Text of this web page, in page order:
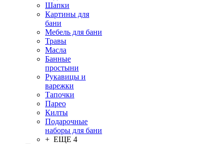
Шапки
Картины для
бани
Мебель для бани
Травы
Масла
Банные
простыни
Рукавицы и
варежки
Тапочки
Парео
Килты
Подарочные
наборы для бани
+ ЕЩЕ 4